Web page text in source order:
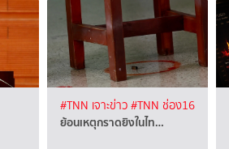
#TNN เจาะข่าว#TNN ช่อง16
ย้อนเหตุกราดยิงในไท…